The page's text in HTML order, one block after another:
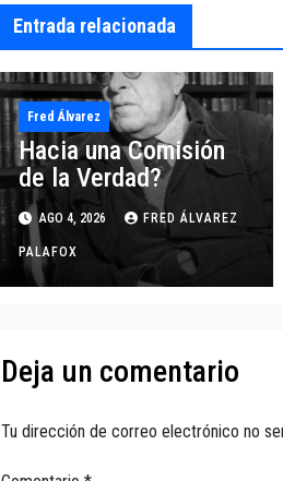
Entrada relacionada
Fred Álvarez
Hacia una Comisión
de la Verdad?
AGO 4, 2026 FRED ÁLVAREZ
PALAFOX
Deja un comentario
Tu dirección de correo electrónico no